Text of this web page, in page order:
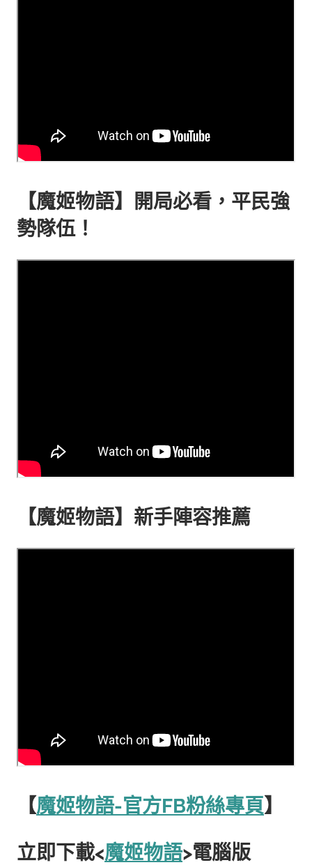
【魔姬物語】開局必看，平民強
勢隊伍！
【魔姬物語】新手陣容推薦
【魔姬物語-官方FB粉絲專頁】
立即下載<魔姬物語>電腦版